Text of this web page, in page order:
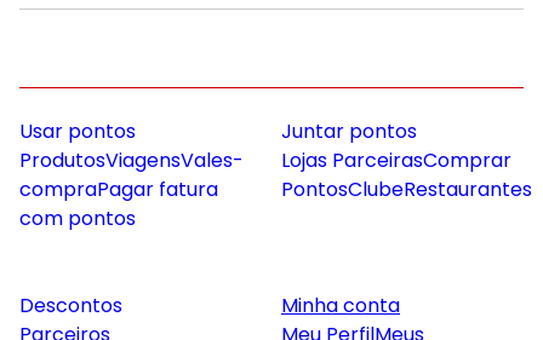
Usar pontos
ProdutosViagensVales-
compraPagar fatura
com pontos
Juntar pontos
Lojas ParceirasComprar
PontosClubeRestaurantes
Descontos
Minha conta